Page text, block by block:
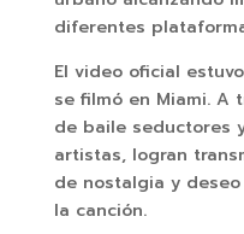
diferentes
El video oficial
se filmó en Miami. A
de baile seductores
artistas, logran
de nostalgia y
la canción.